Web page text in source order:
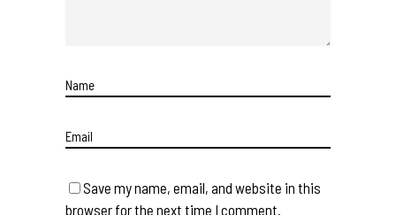
Save my name, email, and website in this
browser for the next time I comment.